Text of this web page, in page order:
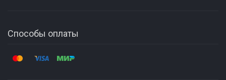
Способы оплаты